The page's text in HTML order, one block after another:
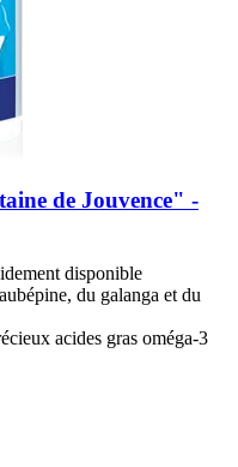
de Jouvence" -​
disponible
du galanga et du
acides gras oméga-3